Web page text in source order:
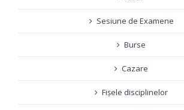
Sesiune de Examene
Burse
Cazare
Fișele disciplinelor